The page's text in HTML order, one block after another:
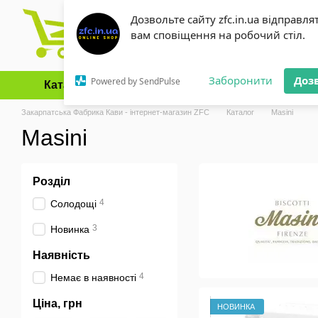
Дозвольте сайту zfc.in.ua
вам сповіщення на робочий стіл.
Powered by SendPulse Заборонити
Перейти до основного контенту
Каталог Оплата і доставка Обмін та повернення
Закарпатська Фабрика Кави - інтернет-магазин ZFC Каталог Masini
Masini
НОВИНКА
Розділ
Солодощі 4
Новинка 3
Наявність
Немає в наявності 4
Ціна, грн